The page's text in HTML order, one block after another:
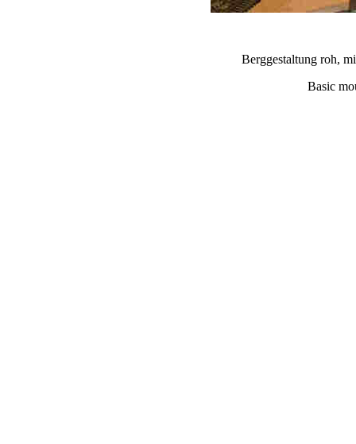
Berggestaltung roh,
Basic